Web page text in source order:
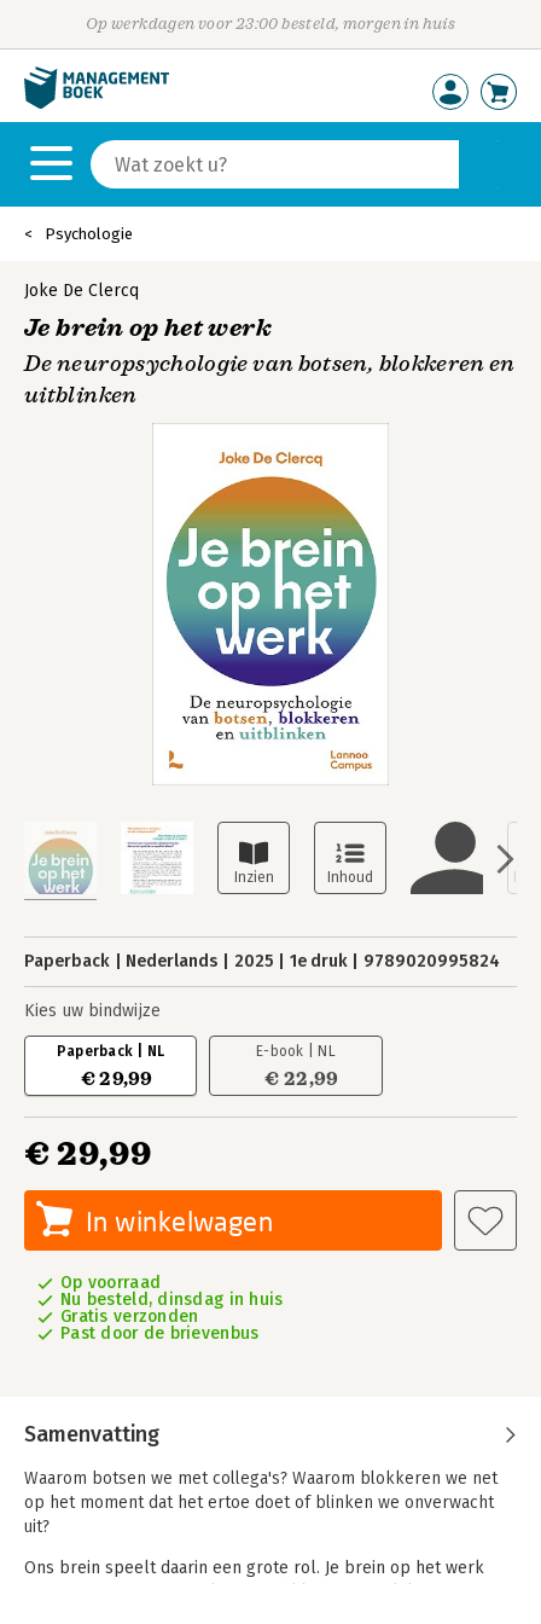
Op werkdagen voor 23:00 besteld, morgen in huis
Psychologie
Joke De Clercq
Je brein op het werk
De neuropsychologie van botsen, blokkeren en
uitblinken
Paperback Nederlands 2025 1e druk 9789020995824
Kies uw bindwijze
Paperback | NL
€ 29,99
E-book | NL
€ 22,99
€ 29,99
In winkelwagen
Op voorraad
Nu besteld, dinsdag in huis
Gratis verzonden
Past door de brievenbus
Samenvatting
Waarom botsen we met collega's? Waarom blokkeren we net
op het moment dat het ertoe doet of blinken we onverwacht
uit?
Ons brein speelt daarin een grote rol. Je brein op het werk